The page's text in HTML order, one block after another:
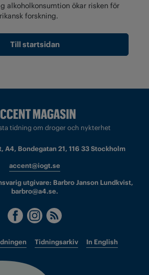
alkoholkonsumtion ökar risken för
forskning.
Till startsidan
tidning om droger och nykterhet
A4, Bondegatan 21, 116 33 Stockholm
accent@iogt.se
utgivare: Barbro Janson Lundkvist,
barbro@a4.se.
Tidningsarkiv In English